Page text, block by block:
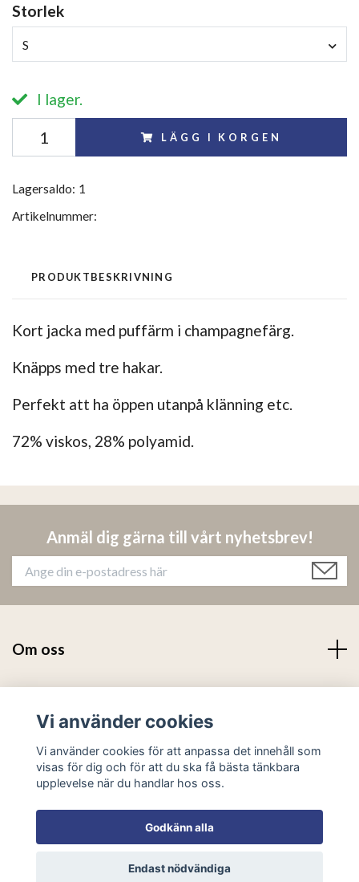
Storlek
S
I lager.
LÄGG I KORGEN
Lagersaldo: 1
Artikelnummer:
PRODUKTBESKRIVNING
Kort jacka med puffärm i champagnefärg.
Knäpps med tre hakar.
Perfekt att ha öppen utanpå klänning etc.
72% viskos, 28% polyamid.
Anmäl dig gärna till vårt nyhetsbrev!
Om oss
Sociala medier
© 2026 Råå GarderobPowered by Quickbutik
Vi använder cookies
Vi använder cookies för att anpassa det innehåll som
visas för dig och för att du ska få bästa tänkbara
upplevelse när du handlar hos oss.
Godkänn alla
Endast nödvändiga